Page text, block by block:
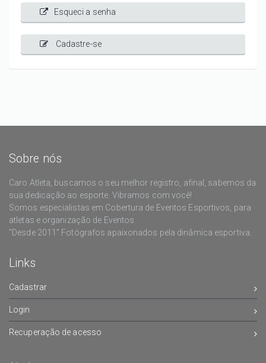
Esqueci a senha
Cadastre-se
Sobre nós
Caro Atleta, buscamos o seu melhor registro, afinal, sabemos da
sua dedicação ao esporte. Vibramos com você!
Somos especialistas em Cobertura de Eventos Esportivos, para
atletas e organização de Eventos
"Desde 2011" Fotógrafos apaixonados pela dinâmica esportiva.
Links
Cadastrar
Login
Recuperação de acesso